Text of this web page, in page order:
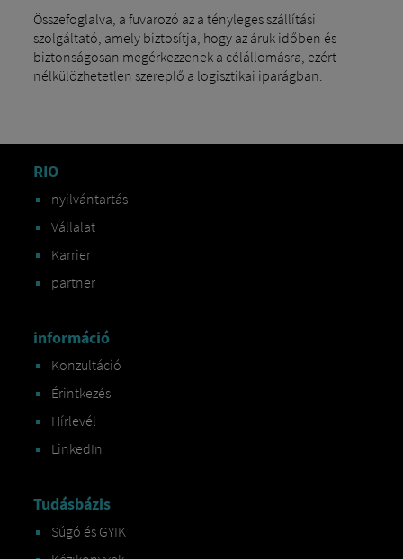
Összefoglalva, a fuvarozó az a tényleges szállítási
szolgáltató, amely biztosítja, hogy az áruk időben és
biztonságosan megérkezzenek a célállomásra, ezért
nélkülözhetetlen szereplő a logisztikai iparágban.
RIO
nyilvántartás
Vállalat
Karrier
partner
információ
Konzultáció
Érintkezés
Hírlevél
LinkedIn
Tudásbázis
Súgó és GYIK